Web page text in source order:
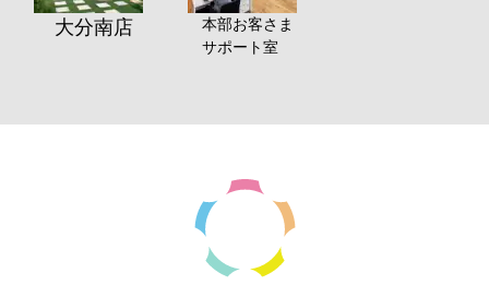
大分南店
本部お客さま
サポート室